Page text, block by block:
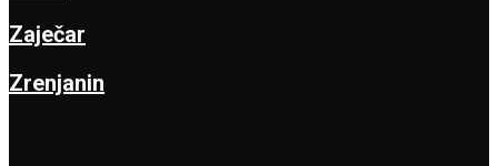
Zaječar
Zrenjanin